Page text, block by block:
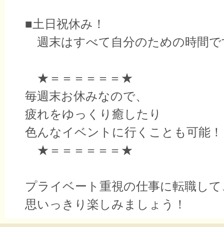
■土日祝休み！
週末はすべて自分のための時間で
★＝＝＝＝＝＝★
毎週末お休みなので、
疲れをゆっくり癒したり
色んなイベントに行くことも可能！
★＝＝＝＝＝＝★
プライベート重視の仕事に転職して
思いっきり楽しみましょう！